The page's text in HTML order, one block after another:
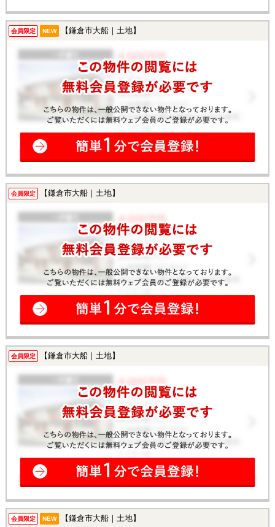
会員限定 NEW 【鎌倉市大船｜土地】
会員限定 【鎌倉市大船｜土地】
会員限定 【鎌倉市大船｜土地】
会員限定 NEW 【鎌倉市大船｜土地】